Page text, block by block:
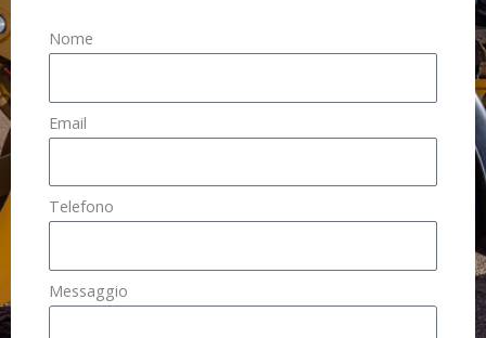
Nome
Email
Telefono
Messaggio